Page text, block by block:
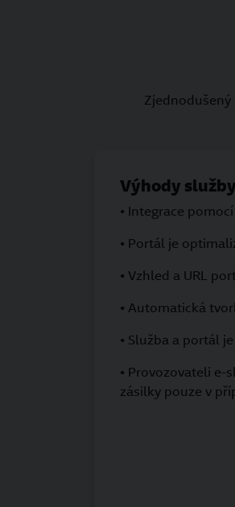
Zjednodušený
Výhody služby
• Integrace
• Portál je
• Vzhled a URL
• Automatická
• Služba a portál
• Provozovateli e-
zásilky pouze v